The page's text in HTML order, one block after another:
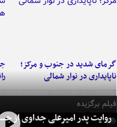
گرمای شدید در جنوب و مرکز؛
ناپایداری در نوار شمالی
فیلم برگزیده
روایت پدر امیرعلی جداوی از